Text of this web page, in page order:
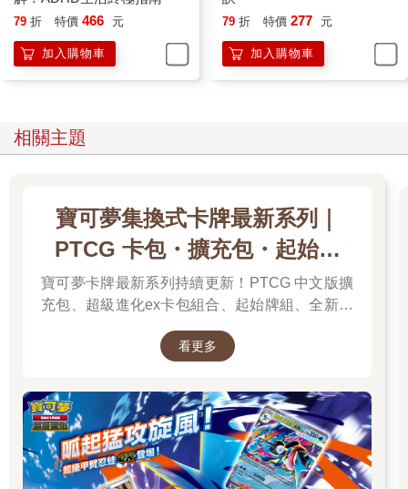
79 折 特價 466 元
加入購物車
79 折 特價 277 元
加入購物車
相關主題
寶可夢集換式卡牌最新系列｜
PTCG 卡包・擴充包・起始牌
組．最新卡牌＆組合一次看
寶可夢卡牌最新系列持續更新！PTCG 中文版擴
充包、超級進化ex卡包組合、起始牌組、全新周
看更多